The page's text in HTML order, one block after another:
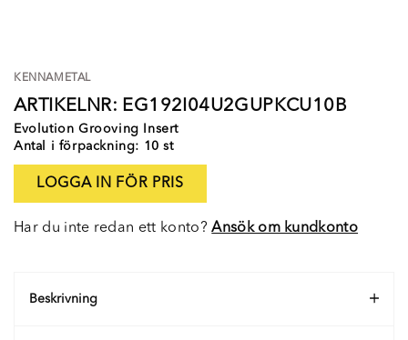
KENNAMETAL
ARTIKELNR: EG192I04U2GUPKCU10B
Evolution Grooving Insert
Antal i förpackning: 10 st
LOGGA IN FÖR PRIS
Har du inte redan ett konto?Ansök om kundkonto
Beskrivning